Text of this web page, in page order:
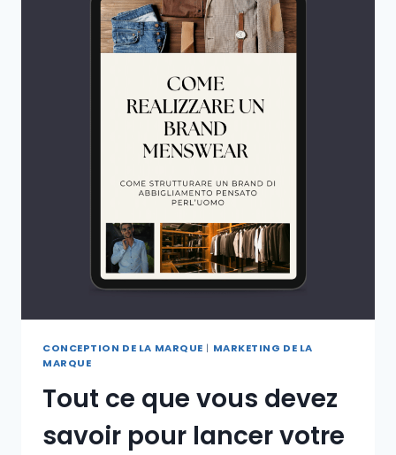
CONCEPTION DE LA MARQUE | MARKETING DE LA
MARQUE
Tout ce que vous devez
savoir pour lancer votre